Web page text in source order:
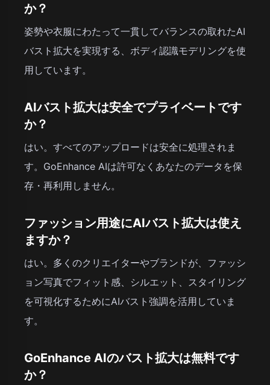
か？
姿勢や衣服にわたって一貫してバランスの取れたAI
バスト拡大を実現する、ボディ認識モデリングを使
用しています。
AIバスト拡大は安全でプライベートです
か？
はい。すべてのアップロードは安全に処理されま
す。GoEnhance AIは許可なくあなたのデータを保
存・再利用しません。
ファッション用途にAIバスト拡大は使え
ますか？
はい。多くのクリエイターやブランドが、ファッシ
ョン写真でフィット感、シルエット、スタイリング
を可視化するためにAIバスト強調を活用していま
す。
GoEnhance AIのバスト拡大は無料です
か？